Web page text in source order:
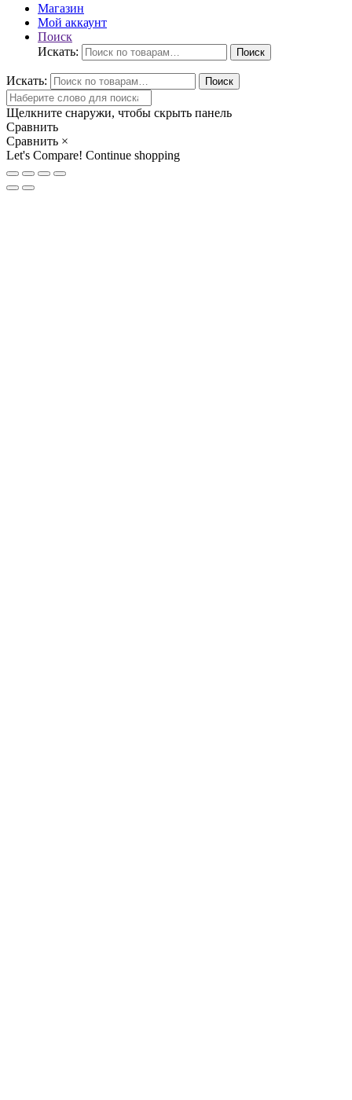
Магазин
Мой аккаунт
Поиск
Искать:
Поиск
Искать: Поиск
Щелкните снаружи, чтобы скрыть панель
Сравнить
Сравнить ×
Let's Compare! Continue shopping